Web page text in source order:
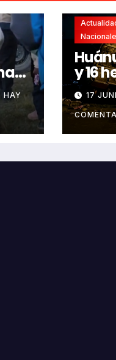
HAY
y 16
de
que
17